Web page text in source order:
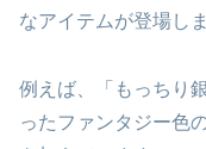
なアイテムが登場しま
例えば、「もっちり
ったファンタジー色